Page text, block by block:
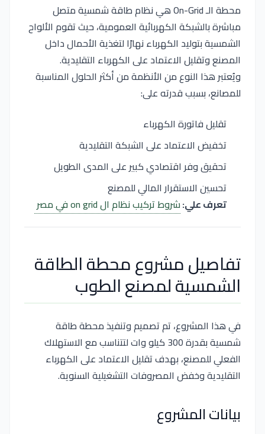
محطة الـ On-Grid هي نظام طاقة شمسية متصل
مباشرة بالشبكة الكهربائية العمومية، حيث تقوم الألواح
الشمسية بتوليد الكهرباء نهارًا لتغذية الأحمال داخل
المصنع وتقليل الاعتماد على الكهرباء التقليدية.
ويُعتبر هذا النوع من الأنظمة من أكثر الحلول المناسبة
للمصانع، بسبب قدرته على:
تقليل فاتورة الكهرباء
تخفيض الاعتماد على الشبكة التقليدية
تحقيق وفر اقتصادي كبير على المدى الطويل
تحسين الاستقرار المالي للمصنع
تعرف علي:شروط تركيب نظام ال on grid في مصر
تفاصيل مشروع محطة الطاقة
الشمسية لمصنع الطوب
في هذا المشروع، تم تصميم وتنفيذ محطة طاقة
شمسية بقدرة 300 كيلو وات لتتناسب مع الاستهلاك
الفعلي للمصنع، بهدف تقليل الاعتماد على الكهرباء
التقليدية وخفض المصروفات التشغيلية السنوية.
بيانات المشروع